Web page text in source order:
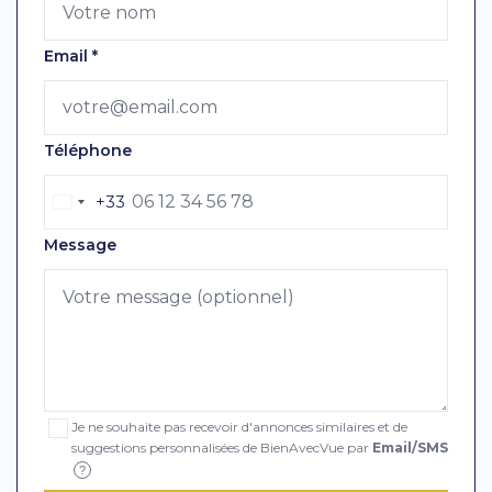
Email *
Téléphone
+33
Message
Je ne souhaite pas recevoir d'annonces similaires et de
suggestions personnalisées de BienAvecVue par Email/SMS
?